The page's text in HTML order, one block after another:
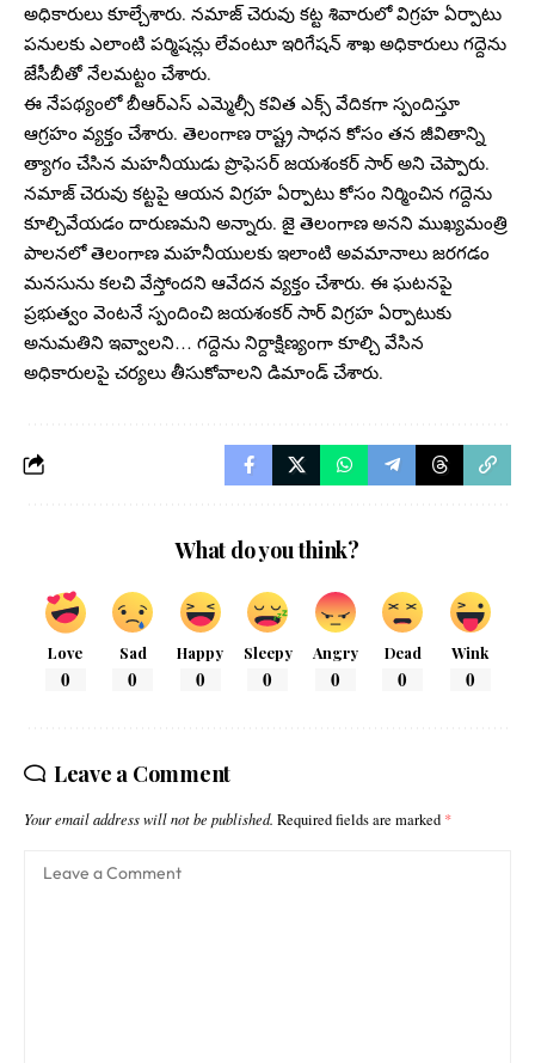
అధికారులు కూల్చేశారు. నమాజ్ చెరువు కట్ట శివారులో విగ్రహ ఏర్పాటు
పనులకు ఎలాంటి పర్మిషన్లు లేవంటూ ఇరిగేషన్ శాఖ అధికారులు గద్దెను
జేసీబీతో నేలమట్టం చేశారు.
ఈ నేపథ్యంలో బీఆర్ఎస్ ఎమ్మెల్సీ కవిత ఎక్స్ వేదికగా స్పందిస్తూ
ఆగ్రహం వ్యక్తం చేశారు. తెలంగాణ రాష్ట్ర సాధన కోసం తన జీవితాన్ని
త్యాగం చేసిన మహనీయుడు ప్రొఫెసర్ జయశంకర్ సార్ అని చెప్పారు.
నమాజ్ చెరువు కట్టపై ఆయన విగ్రహ ఏర్పాటు కోసం నిర్మించిన గద్దెను
కూల్చివేయడం దారుణమని అన్నారు. జై తెలంగాణ అనని ముఖ్యమంత్రి
పాలనలో తెలంగాణ మహనీయులకు ఇలాంటి అవమానాలు జరగడం
మనసును కలచి వేస్తోందని ఆవేదన వ్యక్తం చేశారు. ఈ ఘటనపై
ప్రభుత్వం వెంటనే స్పందించి జయశంకర్ సార్ విగ్రహ ఏర్పాటుకు
అనుమతిని ఇవ్వాలని… గద్దెను నిర్దాక్షిణ్యంగా కూల్చి వేసిన
అధికారులపై చర్యలు తీసుకోవాలని డిమాండ్ చేశారు.
What do you think?
Love
0
Sad
0
Happy
0
Sleepy
0
Angry
0
Dead
0
Wink
0
Leave a Comment
Your email address will not be published. Required fields are marked *